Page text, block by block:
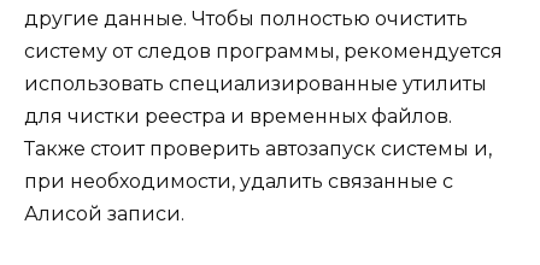
другие данные. Чтобы полностью очистить
систему от следов программы, рекомендуется
использовать специализированные утилиты
для чистки реестра и временных файлов.
Также стоит проверить автозапуск системы и,
при необходимости, удалить связанные с
Алисой записи.